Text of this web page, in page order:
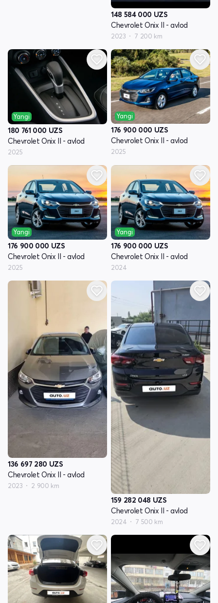
148 584 000 UZS
Chevrolet Onix II - avlod
2023 7 200 km
Yangi
180 761 000 UZS
Chevrolet Onix II - avlod
2025
Yangi
176 900 000 UZS
Chevrolet Onix II - avlod
2025
Yangi
176 900 000 UZS
Chevrolet Onix II - avlod
2025
Yangi
176 900 000 UZS
Chevrolet Onix II - avlod
2024
136 697 280 UZS
Chevrolet Onix II - avlod
2023 2 900 km
159 282 048 UZS
Chevrolet Onix II - avlod
2024 7 500 km